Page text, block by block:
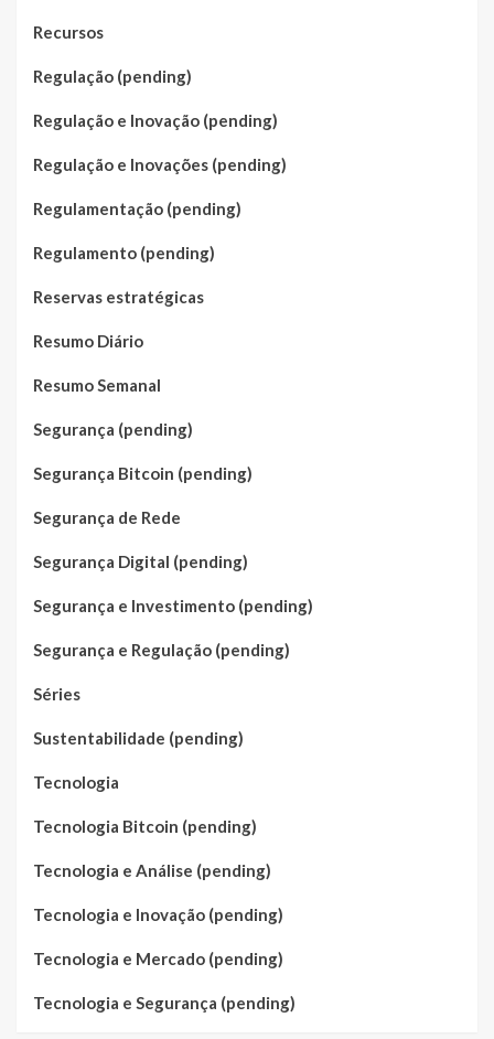
Recursos
Regulação (pending)
Regulação e Inovação (pending)
Regulação e Inovações (pending)
Regulamentação (pending)
Regulamento (pending)
Reservas estratégicas
Resumo Diário
Resumo Semanal
Segurança (pending)
Segurança Bitcoin (pending)
Segurança de Rede
Segurança Digital (pending)
Segurança e Investimento (pending)
Segurança e Regulação (pending)
Séries
Sustentabilidade (pending)
Tecnologia
Tecnologia Bitcoin (pending)
Tecnologia e Análise (pending)
Tecnologia e Inovação (pending)
Tecnologia e Mercado (pending)
Tecnologia e Segurança (pending)